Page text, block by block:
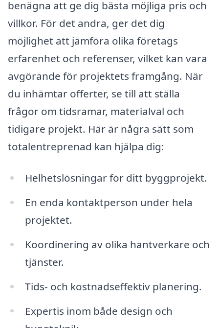
benägna att ge dig bästa möjliga pris och
villkor. För det andra, ger det dig
möjlighet att jämföra olika företags
erfarenhet och referenser, vilket kan vara
avgörande för projektets framgång. När
du inhämtar offerter, se till att ställa
frågor om tidsramar, materialval och
tidigare projekt. Här är några sätt som
totalentreprenad kan hjälpa dig:
Helhetslösningar för ditt byggprojekt.
En enda kontaktperson under hela
projektet.
Koordinering av olika hantverkare och
tjänster.
Tids- och kostnadseffektiv planering.
Expertis inom både design och